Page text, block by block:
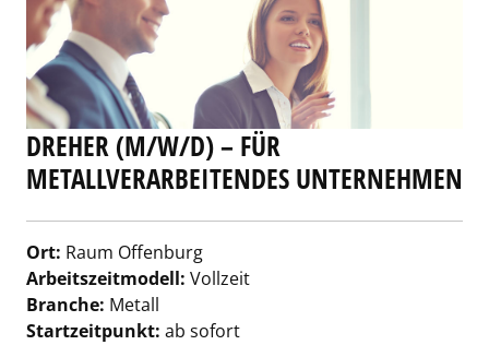
DREHER (M/W/D) – FÜR
METALLVERARBEITENDES UNTERNEHMEN
Ort: Raum Offenburg
Arbeitszeitmodell: Vollzeit
Branche: Metall
Startzeitpunkt: ab sofort